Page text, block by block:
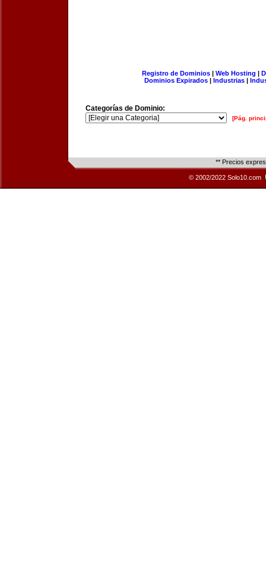
Registro de Dominios| Web Hosting |
Dominios Expirados | Industrias |
Categorías de Dominio:
[Pág.
** Precios
© 2002/2022 Solo10.com